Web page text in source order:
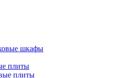
шкафы
плиты
плиты